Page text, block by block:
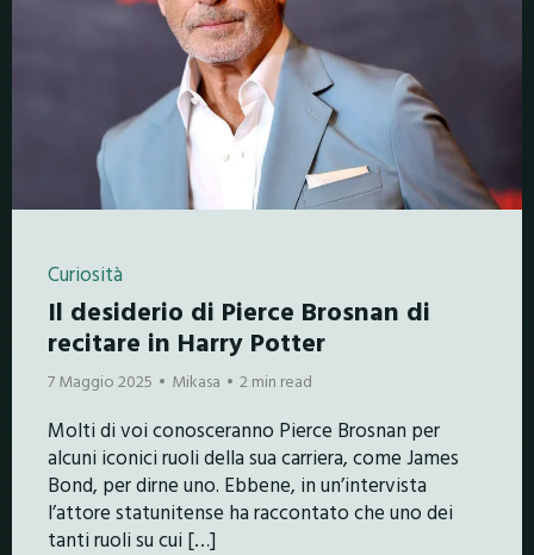
Curiosità
Il desiderio di Pierce Brosnan di
recitare in Harry Potter
7 Maggio 2025 Mikasa 2 min read
Molti di voi conosceranno Pierce Brosnan per
alcuni iconici ruoli della sua carriera, come James
Bond, per dirne uno. Ebbene, in un’intervista
l’attore statunitense ha raccontato che uno dei
tanti ruoli su cui […]